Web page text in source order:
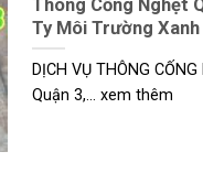
Thông Cống Nghẹt
Ty Môi Trường Xanh
DỊCH VỤ THÔNG
Quận 3,... xem thêm